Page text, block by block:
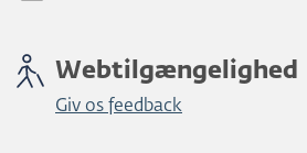
Webtilgængelighed
Giv os feedback